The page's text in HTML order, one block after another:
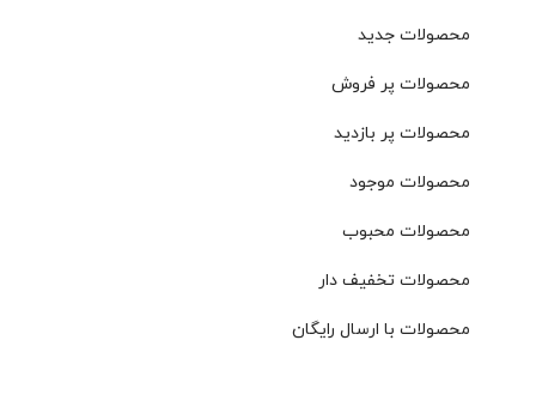
محصولات جدید
محصولات پر فروش
محصولات پر بازدید
محصولات موجود
محصولات محبوب
محصولات تخفیف دار
محصولات با ارسال رایگان